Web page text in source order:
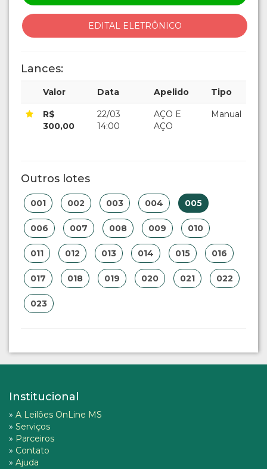
EDITAL ELETRÔNICO
Lances:
Valor Data Apelido Tipo
R$
300,00
22/03
14:00
AÇO E
AÇO
Manual
Outros lotes
001 002 003 004 005
006 007 008 009 010
011 012 013 014 015 016
017 018 019 020 021 022
023
Institucional
» A Leilões OnLine MS
» Serviços
» Parceiros
» Contato
» Ajuda